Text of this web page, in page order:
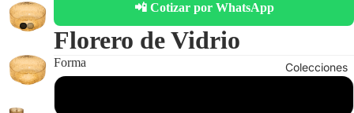
Colecciones
📲 Cotizar por WhatsApp
Florero de Vidrio
Forma